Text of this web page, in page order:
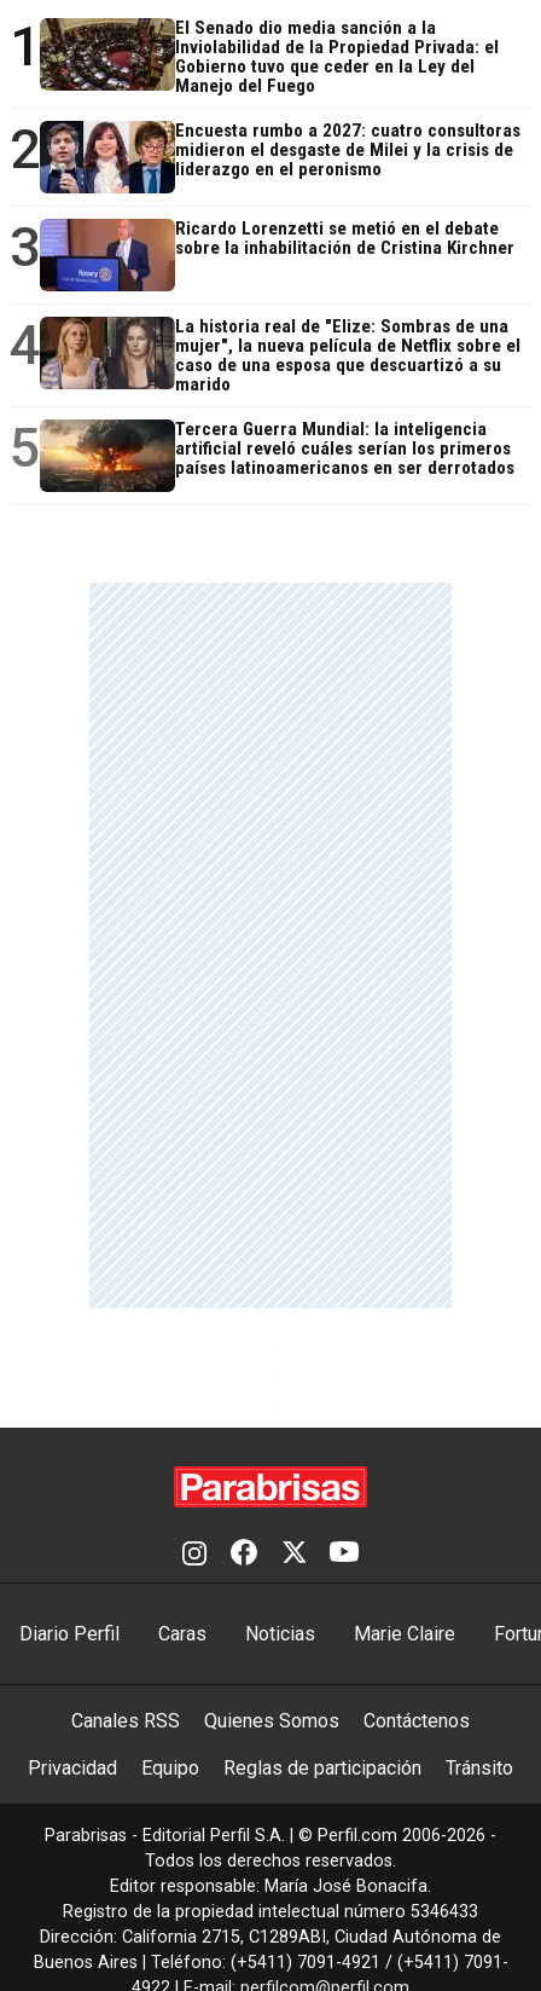
1
El Senado dio media sanción a la
Inviolabilidad de la Propiedad Privada: el
Gobierno tuvo que ceder en la Ley del
Manejo del Fuego
2
Encuesta rumbo a 2027: cuatro consultoras
midieron el desgaste de Milei y la crisis de
liderazgo en el peronismo
3
Ricardo Lorenzetti se metió en el debate
sobre la inhabilitación de Cristina Kirchner
4
La historia real de "Elize: Sombras de una
mujer", la nueva película de Netflix sobre el
caso de una esposa que descuartizó a su
marido
5
Tercera Guerra Mundial: la inteligencia
artificial reveló cuáles serían los primeros
países latinoamericanos en ser derrotados
Diario Perfil Caras Noticias Marie Claire
Canales RSS Quienes Somos Contáctenos
Privacidad Equipo Reglas de participación Tránsito
Parabrisas - Editorial Perfil S.A. | © Perfil.com 2006-2026 -
Todos los derechos reservados.
Editor responsable: María José Bonacifa.
Registro de la propiedad intelectual número 5346433
Dirección: California 2715, C1289ABI , Ciudad Autónoma de
Buenos Aires | Teléfono: (+5411) 7091-4921 / (+5411) 7091-